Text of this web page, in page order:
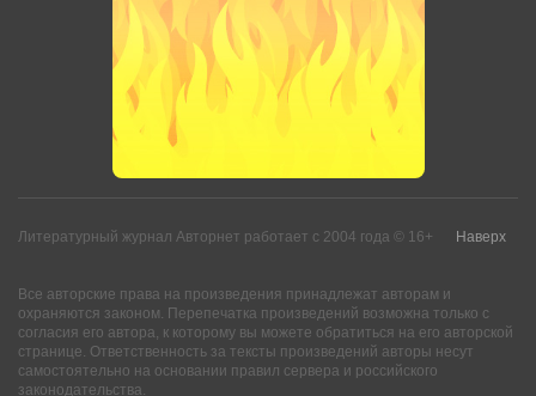
Наверх
Литературный журнал Авторнет работает с 2004 года © 16+
Все авторские права на произведения принадлежат авторам и
охраняются законом. Перепечатка произведений возможна только с
согласия его автора, к которому вы можете обратиться на его авторской
странице. Ответственность за тексты произведений авторы несут
самостоятельно на основании правил сервера и российского
законодательства.